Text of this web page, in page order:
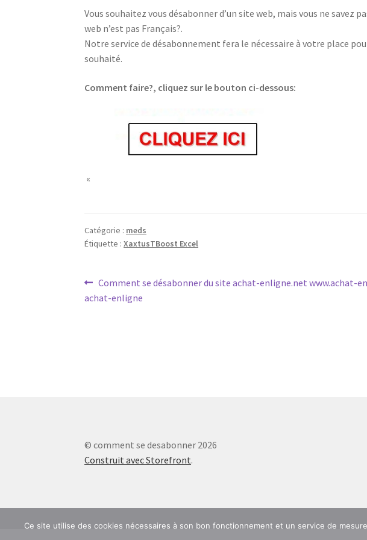
Vous souhaitez vous désabonner d’un site web, mais vous ne savez
web n’est pas Français?.
Notre service de désabonnement fera le nécessaire à votre place
souhaité.
Comment faire?, cliquez sur le bouton ci-dessous:
«
Catégorie : meds
Étiquette :XaxtusTBoost Excel
Navigation
de
Article
précédent :
Comment se désabonner du site achat-enligne.net www.achat-
achat-enligne
© comment se desabonner 2026
Construit avec Storefront.
Ce site utilise des cookies nécessaires à son bon fonctionnement et un service de